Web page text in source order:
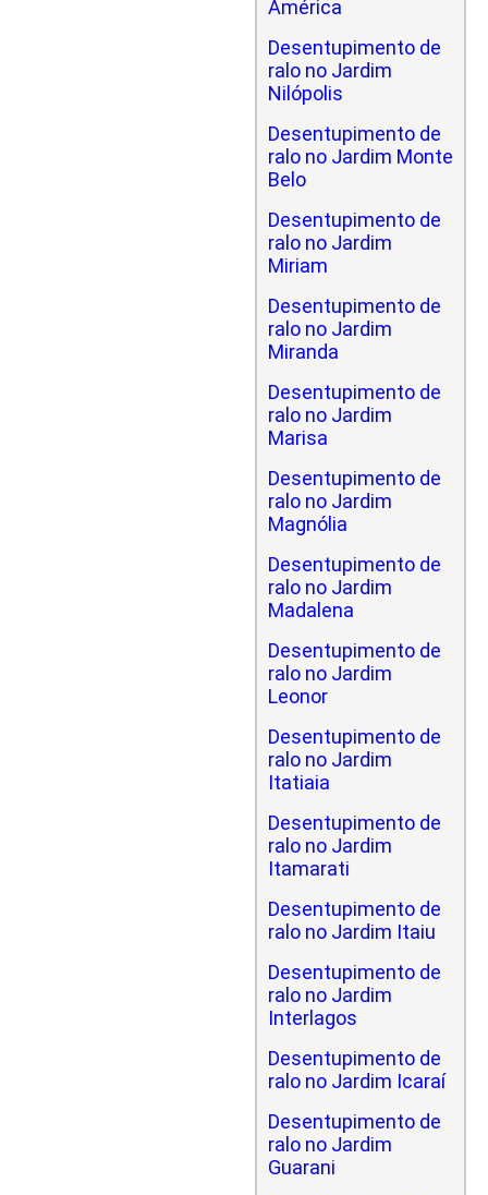
América
Desentupimento de
ralo no Jardim
Nilópolis
Desentupimento de
ralo no Jardim Monte
Belo
Desentupimento de
ralo no Jardim
Miriam
Desentupimento de
ralo no Jardim
Miranda
Desentupimento de
ralo no Jardim
Marisa
Desentupimento de
ralo no Jardim
Magnólia
Desentupimento de
ralo no Jardim
Madalena
Desentupimento de
ralo no Jardim
Leonor
Desentupimento de
ralo no Jardim
Itatiaia
Desentupimento de
ralo no Jardim
Itamarati
Desentupimento de
ralo no Jardim Itaiu
Desentupimento de
ralo no Jardim
Interlagos
Desentupimento de
ralo no Jardim Icaraí
Desentupimento de
ralo no Jardim
Guarani